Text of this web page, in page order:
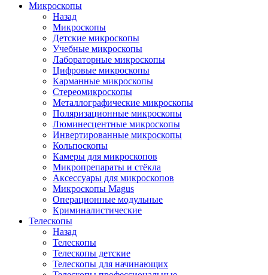
Микроскопы
Назад
Микроскопы
Детские микроскопы
Учебные микроскопы
Лабораторные микроскопы
Цифровые микроскопы
Карманные микроскопы
Стереомикроскопы
Металлографические микроскопы
Поляризационные микроскопы
Люминесцентные микроскопы
Инвертированные микроскопы
Кольпоскопы
Камеры для микроскопов
Микропрепараты и стёкла
Аксессуары для микроскопов
Микроскопы Magus
Операционные модульные
Криминалистические
Телескопы
Назад
Телескопы
Телескопы детские
Телескопы для начинающих